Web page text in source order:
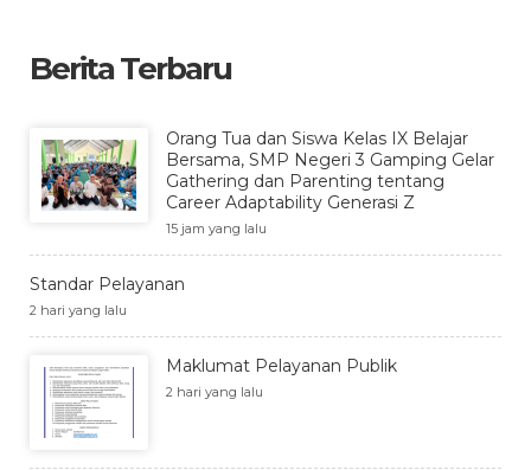
Berita Terbaru
Orang Tua dan Siswa Kelas IX Belajar
Bersama, SMP Negeri 3 Gamping Gelar
Gathering dan Parenting tentang
Career Adaptability Generasi Z
15 jam yang lalu
Standar Pelayanan
2 hari yang lalu
Maklumat Pelayanan Publik
2 hari yang lalu